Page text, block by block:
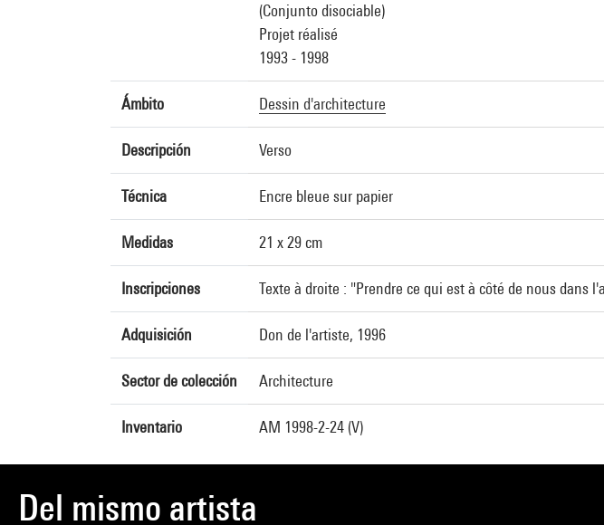
(Conjunto disociable)
Projet réalisé
1993 - 1998
Ámbito Dessin d'architecture
Descripción Verso
Técnica Encre bleue sur papier
Medidas 21 x 29 cm
Inscripciones Texte à droite : "Prendre ce qui est à côté de nous dans
Adquisición Don de l'artiste, 1996
Sector de colección Architecture
Inventario AM 1998-2-24 (V)
Del mismo artista